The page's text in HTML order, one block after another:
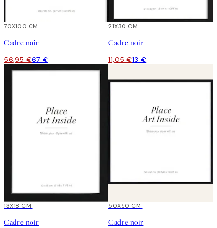
15%*
70X100 CM
Cadre noir
56,95 €67 €
15%*
21X30 CM
Cadre noir
11,05 €13 €
15%*
13X18 CM
Cadre noir
15%*
50X50 CM
Cadre noir